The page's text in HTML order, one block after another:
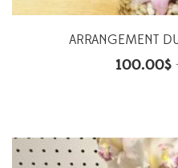
ARRANGEMENT
100.00$